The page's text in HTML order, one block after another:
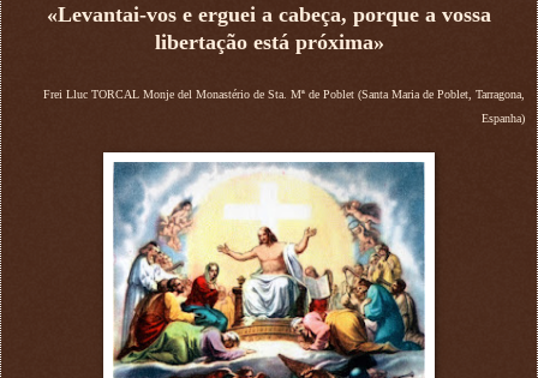
«Levantai-vos e erguei a cabeça, porque a vossa
libertação está próxima»
Frei Lluc TORCAL Monje del Monastério de Sta. Mª de Poblet (Santa Maria de Poblet, Tarragona,
Espanha)